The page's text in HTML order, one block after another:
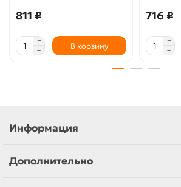
811 ₽
В корзину
716 ₽
Информация
Дополнительно